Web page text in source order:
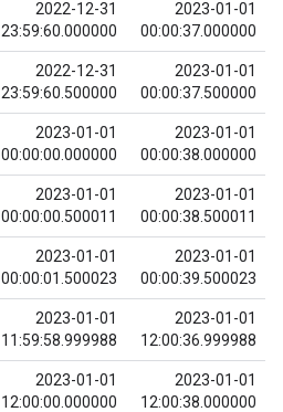
2023-01-01
00:00:37.000000
2022-12-31
23:59:60.000000
2023-01-01
00:00:37.500000
2022-12-31
23:59:60.500000
2023-01-01
00:00:38.000000
2023-01-01
00:00:00.000000
2023-01-01
00:00:38.500011
2023-01-01
00:00:00.500011
2023-01-01
00:00:39.500023
2023-01-01
00:00:01.500023
2023-01-01
12:00:36.999988
2023-01-01
11:59:58.999988
2023-01-01
12:00:38.000000
2023-01-01
12:00:00.000000